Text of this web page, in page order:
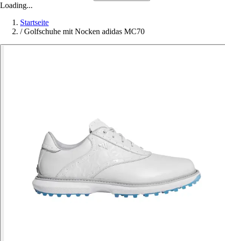
Loading...
Startseite
/ Golfschuhe mit Nocken adidas MC70